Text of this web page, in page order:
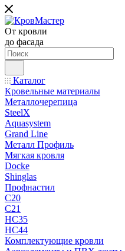
От кровли
до фасада
Каталог
Кровельные материалы
Металлочерепица
SteelX
Aquasystem
Grand Line
Металл Профиль
Мягкая кровля
Docke
Shinglas
Профнастил
C20
C21
НС35
НС44
Комплектующие кровли